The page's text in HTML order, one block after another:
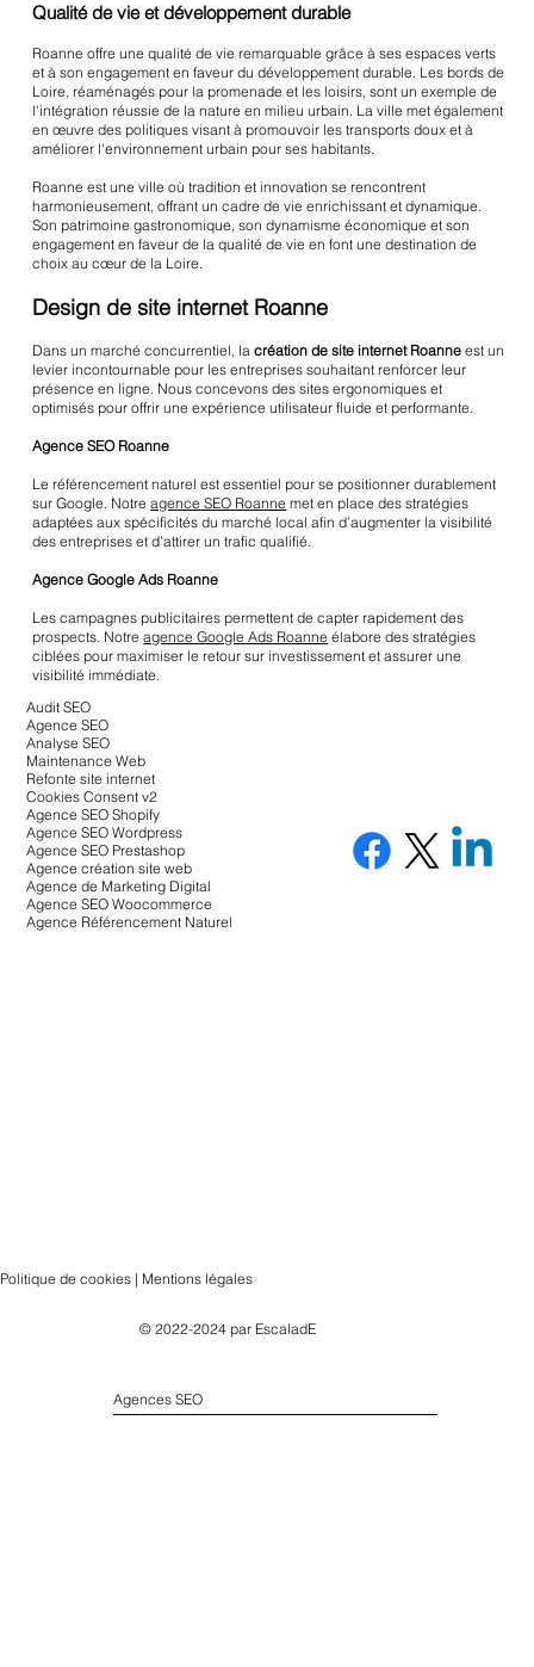
Qualité de vie et développement durable
Roanne offre une qualité de vie remarquable grâce à ses espaces verts
et à son engagement en faveur du développement durable. Les bords de
Loire, réaménagés pour la promenade et les loisirs, sont un exemple de
l'intégration réussie de la nature en milieu urbain. La ville met également
en œuvre des politiques visant à promouvoir les transports doux et à
améliorer l'environnement urbain pour ses habitants.
Roanne est une ville où tradition et innovation se rencontrent
harmonieusement, offrant un cadre de vie enrichissant et dynamique.
Son patrimoine gastronomique, son dynamisme économique et son
engagement en faveur de la qualité de vie en font une destination de
choix au cœur de la Loire.
Design de site internet Roanne
Dans un marché concurrentiel, lacréation de site internet Roanne est un
levier incontournable pour les entreprises souhaitant renforcer leur
présence en ligne. Nous concevons des sites ergonomiques et
optimisés pour offrir une expérience utilisateur fluide et performante.
Agence SEO Roanne
Le référencement naturel est essentiel pour se positionner durablement
sur Google. Notreagence SEO Roanne met en place des stratégies
adaptées aux spécificités du marché local afin d’augmenter la visibilité
des entreprises et d’attirer un trafic qualifié.
Agence Google Ads Roanne
Les campagnes publicitaires permettent de capter rapidement des
prospects. Notreagence Google Ads Roanne élabore des stratégies
ciblées pour maximiser le retour sur investissement et assurer une
visibilité immédiate.
Audit SEO
Agence SEO
Analyse SEO
Maintenance Web
Refonte site internet
Cookies Consent v2
Agence SEO Shopify
Agence SEO Wordpress
Agence SEO Prestashop
Agence création site web
Agence de Marketing Digital
Agence SEO Woocommerce
Agence Référencement Naturel
Politique de cookies | Mentions légales
© 2022-2024 par EscaladE
Agences SEO